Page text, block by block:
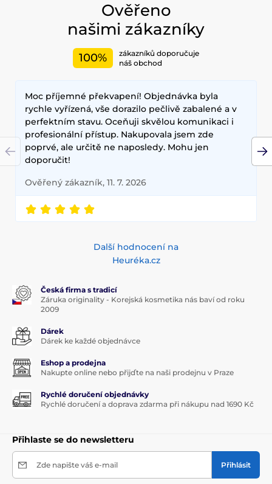
Ověřeno
našimi zákazníky
100%
zákazníků doporučuje
náš obchod
Moc příjemné překvapení! Objednávka byla
rychle vyřízená, vše dorazilo pečlivě zabalené a v
perfektním stavu. Oceňuji skvělou komunikaci i
profesionální přístup. Nakupovala jsem zde
poprvé, ale určitě ne naposledy. Mohu jen
doporučit!
Ověřený zákazník, 11. 7. 2026
Další hodnocení na
Heuréka.cz
Česká firma s tradicí
Záruka originality - Korejská kosmetika nás baví od roku
2009
Dárek
Dárek ke každé objednávce
Eshop a prodejna
Nakupte online nebo přijďte na naši prodejnu v Praze
Rychlé doručení objednávky
Rychlé doručení a doprava zdarma při nákupu nad 1690 Kč
Přihlaste se do newsletteru
Zde napište váš e-mail Přihlásit